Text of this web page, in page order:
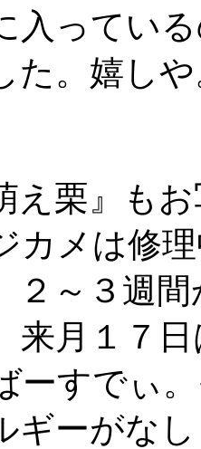
入ってい
た。嬉し
栗』もお
カメは修
～３週間
来月１７
ーすでぃ
ーがな